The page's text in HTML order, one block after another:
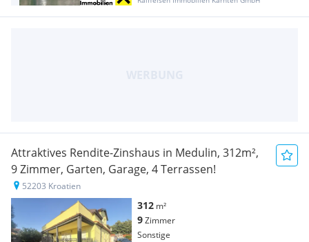
Attraktives Rendite-Zinshaus in Medulin, 312m²,
9 Zimmer, Garten, Garage, 4 Terrassen!
52203 Kroatien
312 m²
9Zimmer
Sonstige